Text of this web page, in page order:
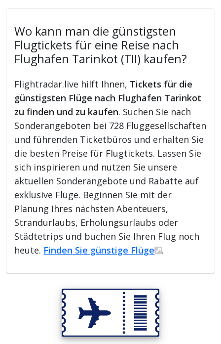
Wo kann man die günstigsten
Flugtickets für eine Reise nach
Flughafen Tarinkot (TII) kaufen?
Flightradar.live hilft Ihnen, Tickets für die
günstigsten Flüge nach Flughafen Tarinkot
zu finden und zu kaufen. Suchen Sie nach
Sonderangeboten bei 728 Fluggesellschaften
und führenden Ticketbüros und erhalten Sie
die besten Preise für Flugtickets. Lassen Sie
sich inspirieren und nutzen Sie unsere
aktuellen Sonderangebote und Rabatte auf
exklusive Flüge. Beginnen Sie mit der
Planung Ihres nächsten Abenteuers,
Strandurlaubs, Erholungsurlaubs oder
Städtetrips und buchen Sie Ihren Flug noch
heute. Finden Sie günstige Flüge .